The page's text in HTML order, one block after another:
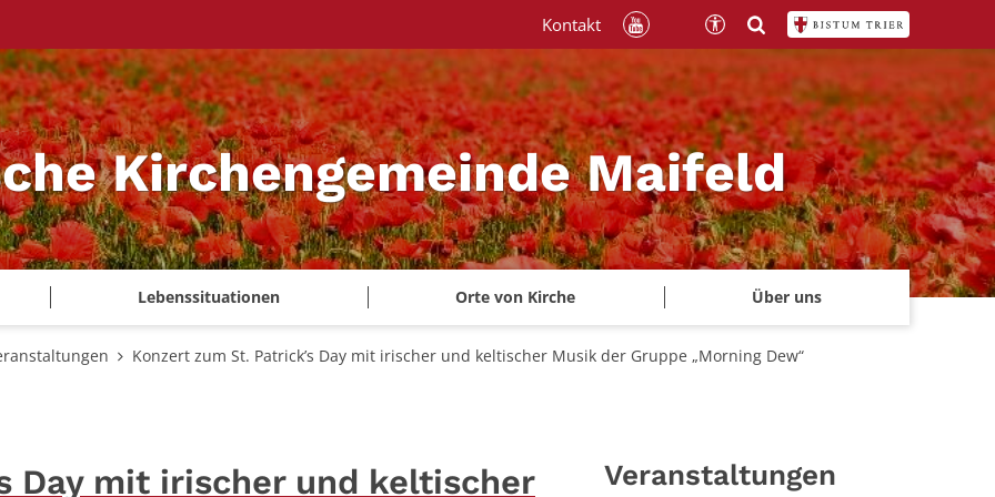
Kirchengemeinde Maifeld
Lebenssituationen Orte von Kirche Über uns
Kontakt
Konzert zum St. Patrick’s Day mit irischer und keltischer Musik der Gruppe „Morning Dew“
Day mit irischer und keltischer
Veranstaltungen